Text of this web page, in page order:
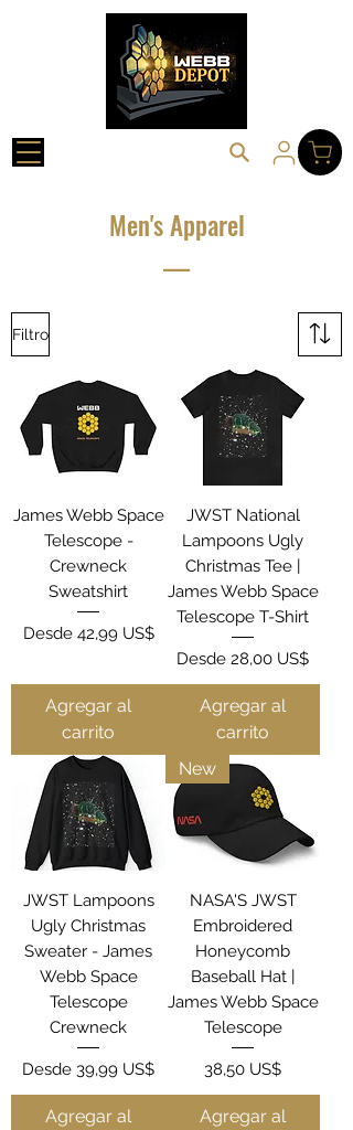
Men's Apparel
Filtro
James Webb Space
Telescope -
Crewneck
Sweatshirt
Desde 42,99 US$
Precio de oferta
Agregar al
carrito
JWST National
Lampoons Ugly
Christmas Tee |
James Webb Space
Telescope T-Shirt
Desde 28,00 US$
Precio de oferta
Agregar al
carrito
JWST Lampoons
Ugly Christmas
Sweater - James
Webb Space
Telescope
Crewneck
Desde 39,99 US$
Precio de oferta
Agregar al
New
NASA'S JWST
Embroidered
Honeycomb
Baseball Hat |
James Webb Space
Telescope
Precio
38,50 US$
Agregar al